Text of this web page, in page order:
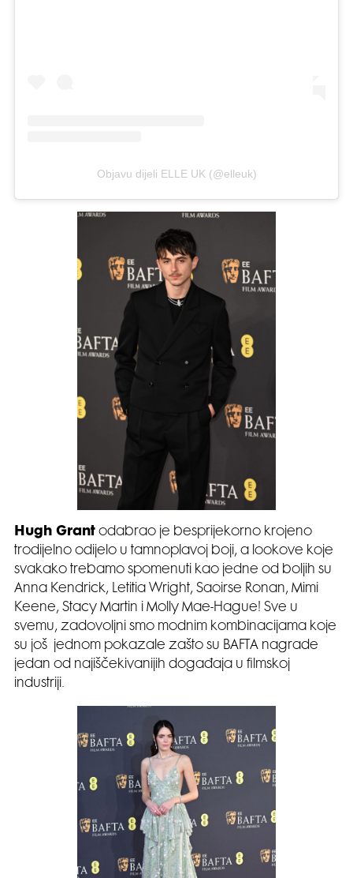
Objavu dijeli ELLE UK (@elleuk)
Hugh Grant odabrao je besprijekorno krojeno
trodijelno odijelo u tamnoplavoj boji, a lookove koje
svakako trebamo spomenuti kao jedne od boljih su
Anna Kendrick, Letitia Wright, Saoirse Ronan, Mimi
Keene, Stacy Martin i Molly Mae-Hague! Sve u
svemu, zadovoljni smo modnim kombinacijama koje
su još jednom pokazale zašto su BAFTA nagrade
jedan od najiščekivanijih događaja u filmskoj
industriji.